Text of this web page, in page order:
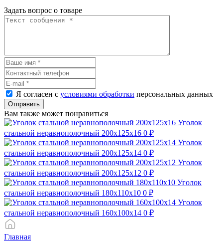
Задать вопрос о товаре
Я согласен с условиями обработки персональных данных
Отправить
Вам также может понравиться
Уголок
стальной неравнополочный 200х125х16 0 ₽
Уголок
стальной неравнополочный 200х125х14 0 ₽
Уголок
стальной неравнополочный 200х125х12 0 ₽
Уголок
стальной неравнополочный 180х110х10 0 ₽
Уголок
стальной неравнополочный 160х100х14 0 ₽
Главная